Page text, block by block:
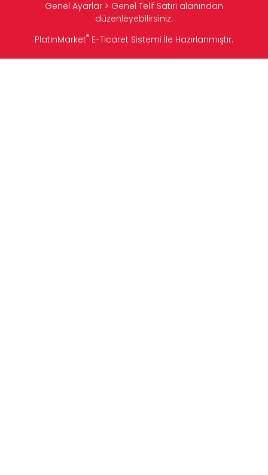
Genel Ayarlar > Genel Telif Satırı alanından
düzenleyebilirsiniz.
PlatinMarket® E-Ticaret Sistemi İle Hazırlanmıştır.